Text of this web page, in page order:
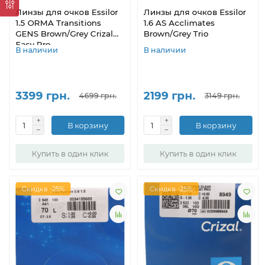
Линзы для очков Essilor
1.5 ORMA Transitions
GENS Brown/Grey Crizal
Easy Pro
В наличии
3399 грн. 4699 грн.
В корзину
Купить в один клик
Линзы для очков Essilor
1.6 AS Acclimates
Brown/Grey Trio
В наличии
2199 грн. 3149 грн.
В корзину
Купить в один клик
Скидка -25% Скидка -25%